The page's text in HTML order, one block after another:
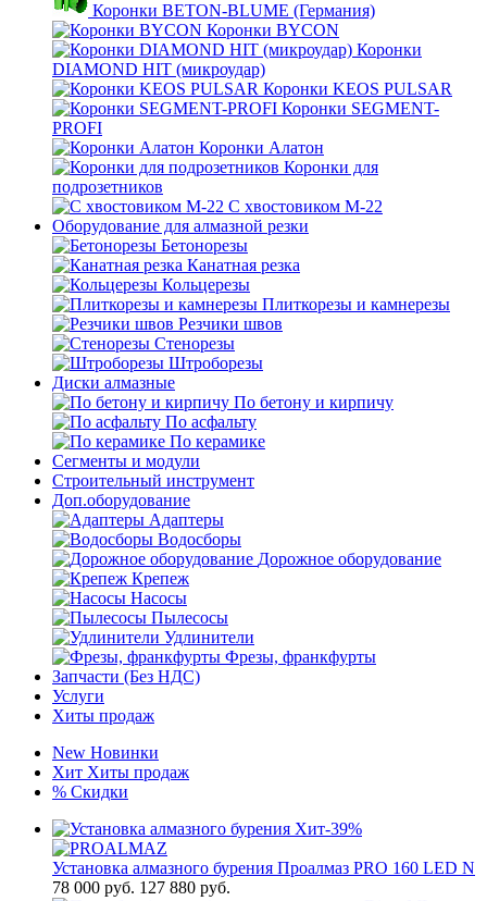
Коронки BETON-BLUME (Германия)
Коронки BYCON
Коронки
DIAMOND HIT (микроудар)
Коронки KEOS PULSAR
Коронки SEGMENT-
PROFI
Коронки Алатон
Коронки для
подрозетников
С хвостовиком М-22
Оборудование для алмазной резки
Бетонорезы
Канатная резка
Кольцерезы
Плиткорезы и камнерезы
Резчики швов
Стенорезы
Штроборезы
Диски алмазные
По бетону и кирпичу
По асфальту
По керамике
Сегменты и модули
Строительный инструмент
Доп.оборудование
Адаптеры
Водосборы
Дорожное оборудование
Крепеж
Насосы
Пылесосы
Удлинители
Фрезы, франкфурты
Запчасти (Без НДС)
Услуги
Хиты продаж
New Новинки
Хит Хиты продаж
% Скидки
Хит-39%
Установка алмазного бурения Проалмаз PRO 160 LED N
78 000 руб. 127 880 руб.